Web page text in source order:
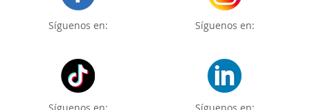
Síguenos en: Síguenos en: